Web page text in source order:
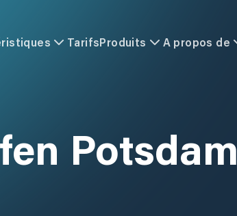
TarifsProduits A propos de
Potsdam